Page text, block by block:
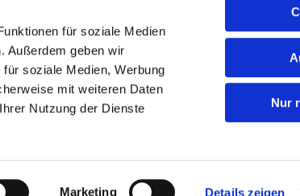
für soziale Medien
Außerdem geben wir
soziale Medien, Werbung
mit weiteren Daten
Nutzung der Dienste
Marketing Details zeigen
Nur
Berlin mail@bernhard-